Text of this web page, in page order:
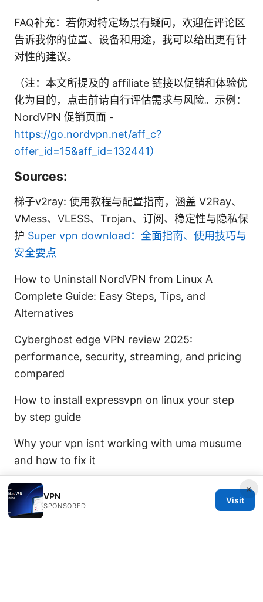
FAQ补充：若你对特定场景有疑问，欢迎在评论区
告诉我你的位置、设备和用途，我可以给出更有针
对性的建议。
（注：本文所提及的 affiliate 链接以促销和体验优
化为目的，点击前请自行评估需求与风险。示例：
NordVPN 促销页面 -
https://go.nordvpn.net/aff_c?
offer_id=15&aff_id=132441）
Sources:
梯子v2ray: 使用教程与配置指南，涵盖 V2Ray、
VMess、VLESS、Trojan、订阅、稳定性与隐私保
护 Super vpn download：全面指南、使用技巧与
安全要点
How to Uninstall NordVPN from Linux A
Complete Guide: Easy Steps, Tips, and
Alternatives
Cyberghost edge VPN review 2025:
performance, security, streaming, and pricing
compared
How to install expressvpn on linux your step
by step guide
Why your vpn isnt working with uma musume
and how to fix it
×
VPN
SPONSORED
Visit